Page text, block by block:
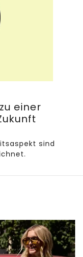
einer
sind